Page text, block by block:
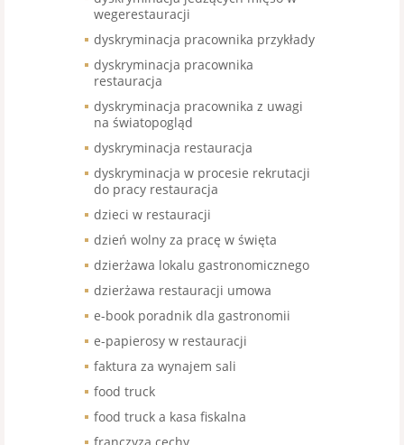
wegerestauracji
dyskryminacja pracownika przykłady
dyskryminacja pracownika
restauracja
dyskryminacja pracownika z uwagi
na światopogląd
dyskryminacja restauracja
dyskryminacja w procesie rekrutacji
do pracy restauracja
dzieci w restauracji
dzień wolny za pracę w święta
dzierżawa lokalu gastronomicznego
dzierżawa restauracji umowa
e-book poradnik dla gastronomii
e-papierosy w restauracji
faktura za wynajem sali
food truck
food truck a kasa fiskalna